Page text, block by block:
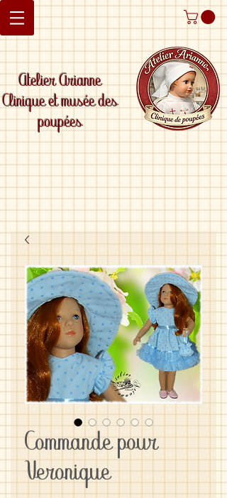
Atelier Arianne
Clinique et musée des
poupées
Commande pour
Veronique